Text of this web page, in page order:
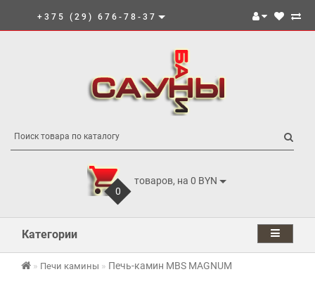
+375 (29) 676-78-37
0
товаров, на 0 BYN
Категории
Печи камины Печь-камин MBS MAGNUM